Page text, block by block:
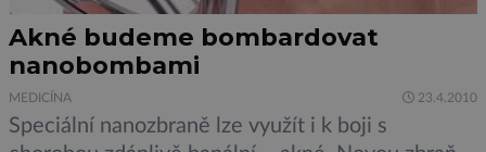
Akné budeme bombardovat
nanobombami
MEDICÍNA 23.4.2010
Speciální nanozbraně lze využít i k boji s